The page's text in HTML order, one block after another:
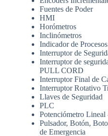
Fuentes de Poder
HMI
Horómetros
Inclinómetros
Indicador de Procesos
Interruptor de
Interruptor de
PULL CORD
Interruptor Final de
Interruptor Rotativo
Llaves de Seguridad
PLC
Potenciómetro
Pulsador, Botón,
de Emergencia